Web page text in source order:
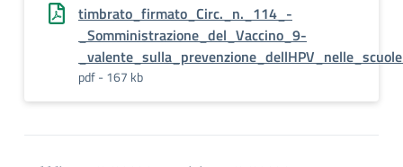
timbrato_firmato_Circ._n._114_-
_Somministrazione_del_Vaccino_9-
pdf - 167 kb